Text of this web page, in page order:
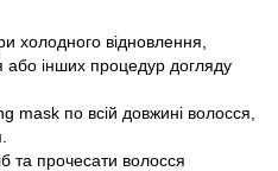
холодного відновлення,
або інших процедур догляду
mask по всій довжині волосся,
та прочесати волосся